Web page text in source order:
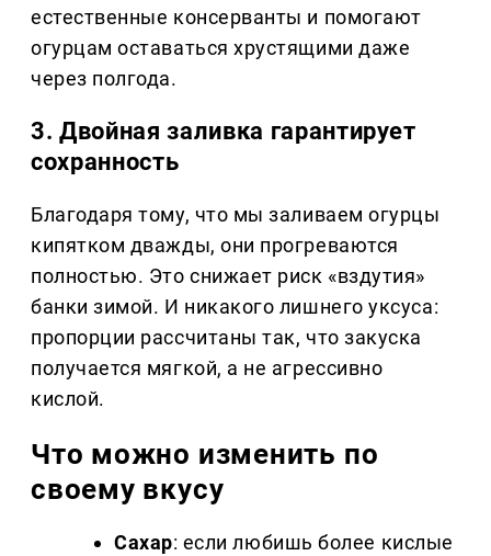
естественные консерванты и помогают
огурцам оставаться хрустящими даже
через полгода.
3. Двойная заливка гарантирует
сохранность
Благодаря тому, что мы заливаем огурцы
кипятком дважды, они прогреваются
полностью. Это снижает риск «вздутия»
банки зимой. И никакого лишнего уксуса:
пропорции рассчитаны так, что закуска
получается мягкой, а не агрессивно
кислой.
Что можно изменить по
своему вкусу
Сахар: если любишь более кислые